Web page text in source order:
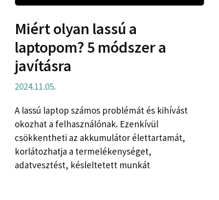
Miért olyan lassú a
laptopom? 5 módszer a
javításra
2024.11.05.
A lassú laptop számos problémát és kihívást
okozhat a felhasználónak. Ezenkívül
csökkentheti az akkumulátor élettartamát,
korlátozhatja a termelékenységet,
adatvesztést, késleltetett munkát